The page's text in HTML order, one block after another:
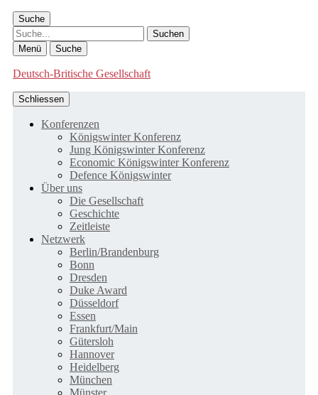
Suche
Suche
Menü Suche
Deutsch-Britische Gesellschaft
Schliessen
Konferenzen
Königswinter Konferenz
Jung Königswinter Konferenz
Economic Königswinter Konferenz
Defence Königswinter
Über uns
Die Gesellschaft
Geschichte
Zeitleiste
Netzwerk
Berlin/Brandenburg
Bonn
Dresden
Duke Award
Düsseldorf
Essen
Frankfurt/Main
Gütersloh
Hannover
Heidelberg
München
Münster